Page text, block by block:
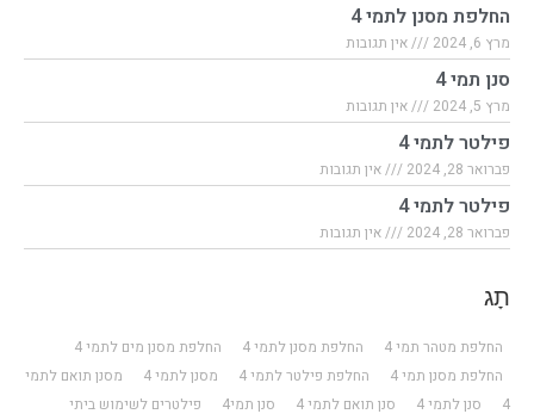
החלפת מסנן לתמי 4
מרץ 6, 2024 אין תגובות
סנן תמי 4
מרץ 5, 2024 אין תגובות
פילטר לתמי 4
פברואר 28, 2024 אין תגובות
פילטר לתמי 4
פברואר 28, 2024 אין תגובות
תָג
החלפת מטהר תמי 4 החלפת מסנן לתמי 4
החלפת מסנן מים לתמי 4
החלפת מסנן תמי 4
החלפת פילטר לתמי 4 מסנן לתמי 4
מסנן תואם לתמי
4
סנן לתמי 4 סנן תואם לתמי 4 סנן תמי4
פילטרים לשימוש ביתי